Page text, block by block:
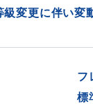
変更に伴い変
フ
標